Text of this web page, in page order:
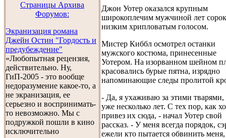
Cтраницы Архива
Форумов:
Экранизация романа
Джейн Остин "Гордость и
предубеждение"
«Любопытная рецензия,
действительно. Ну,
ГиП-2005 - это вообще
недоразумение какое-то, а
не экранизация, ее
серьезно и воспринимать-
то невозможно. Мы с
подружкой пошли в кино
исключительно
Джон Уотер оказался крупным
широкоплечим мужчиной лет
низким хрипловатым голосом.
Мистер Киббл осмотрел останки
мужского костюма, принесенные
Уотером. На изорванном шейном
красовались бурые пятна, изрядно
напоминающие следы пролитой
- Да, я ухаживаю за этими тварями,
уже несколько лет. С тех пор, как
привез их сюда, - начал Уотер свой
рассказ. - У меня всегда порядок,
ежели кто пытается обвинить меня,